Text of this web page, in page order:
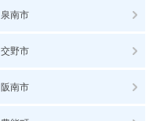
泉南市
交野市
阪南市